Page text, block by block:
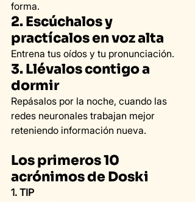
forma.
2. Escúchalos y
practícalos en voz alta
Entrena tus oídos y tu pronunciación.
3. Llévalos contigo a
dormir
Repásalos por la noche, cuando las
redes neuronales trabajan mejor
reteniendo información nueva.
Los primeros 10
acrónimos de Doski
1. TIP